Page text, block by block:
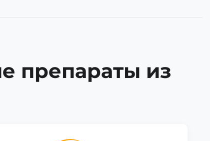
препараты из